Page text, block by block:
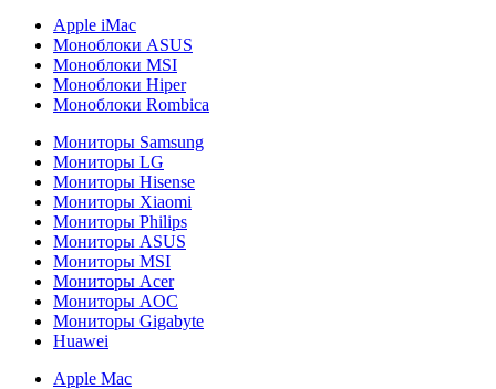
Apple iMac
Моноблоки ASUS
Моноблоки MSI
Моноблоки Hiper
Моноблоки Rombica
Мониторы Samsung
Мониторы LG
Мониторы Hisense
Мониторы Xiaomi
Мониторы Philips
Мониторы ASUS
Мониторы MSI
Мониторы Acer
Мониторы AOC
Мониторы Gigabyte
Huawei
Apple Mac